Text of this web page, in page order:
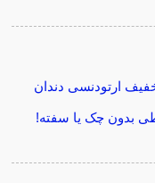
تخفیف ارتودنسی دندان
بدون چک یا سفته!